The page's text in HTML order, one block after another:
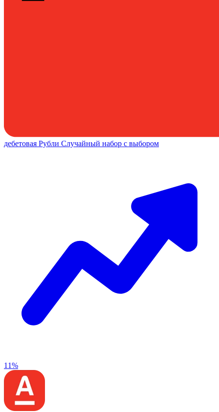
дебетовая Рубли Случайный набор с выбором
11%